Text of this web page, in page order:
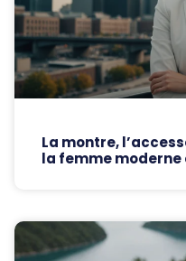
La montre,
la femme